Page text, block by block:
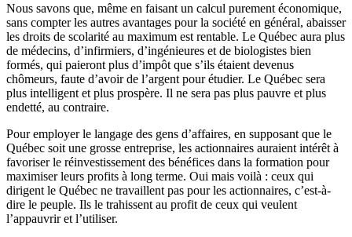
Nous savons que, même en faisant un calcul purement économique,
sans compter les autres avantages pour la société en général, abaisser
les droits de scolarité au maximum est rentable. Le Québec aura plus
de médecins, d’infirmiers, d’ingénieures et de biologistes bien
formés, qui paieront plus d’impôt que s’ils étaient devenus
chômeurs, faute d’avoir de l’argent pour étudier. Le Québec sera
plus intelligent et plus prospère. Il ne sera pas plus pauvre et plus
endetté, au contraire.
Pour employer le langage des gens d’affaires, en supposant que le
Québec soit une grosse entreprise, les actionnaires auraient intérêt à
favoriser le réinvestissement des bénéfices dans la formation pour
maximiser leurs profits à long terme. Oui mais voilà : ceux qui
dirigent le Québec ne travaillent pas pour les actionnaires, c’est-à-
dire le peuple. Ils le trahissent au profit de ceux qui veulent
l’appauvrir et l’utiliser.